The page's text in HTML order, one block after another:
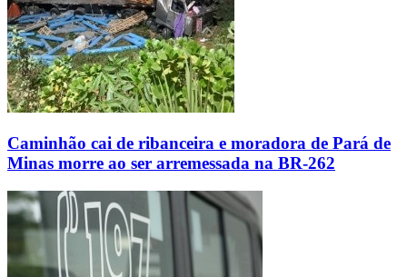
Caminhão cai de ribanceira e moradora de Pará de
Minas morre ao ser arremessada na BR-262